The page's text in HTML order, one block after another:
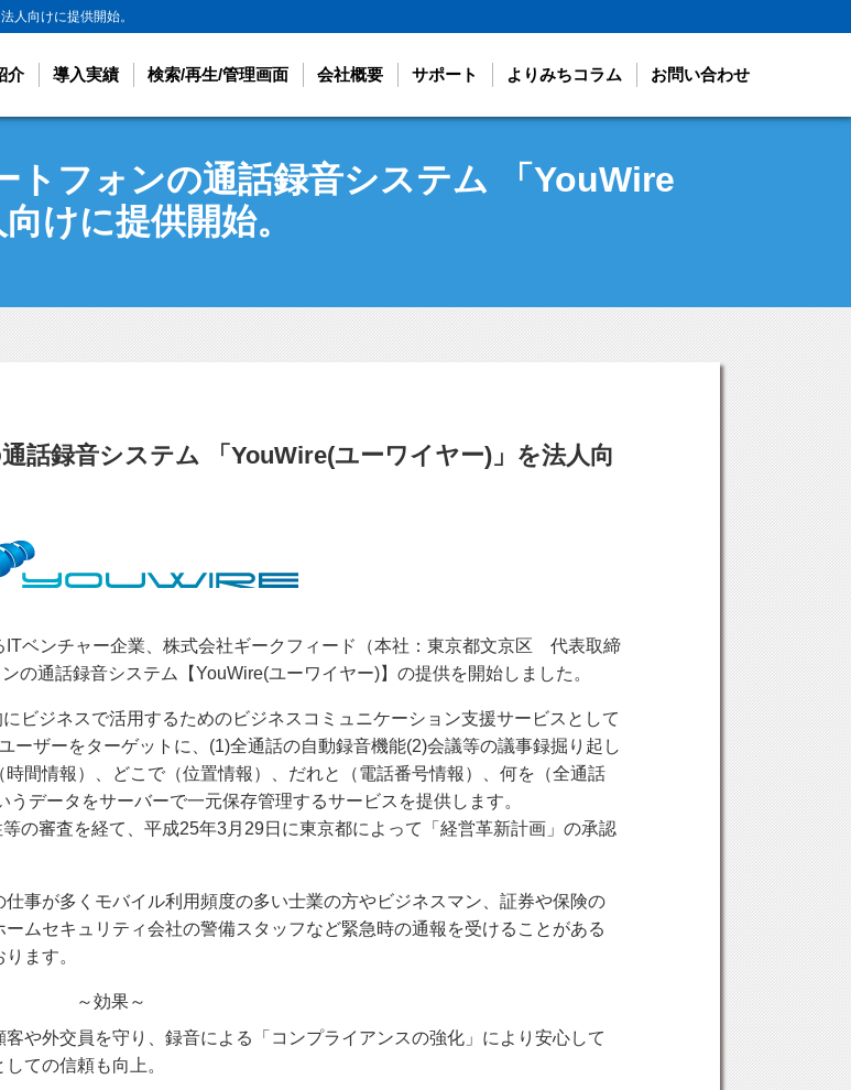
人向けに提供開始。
介 導入実績 検索/再生/管理画面 会社概要 サポート よりみちコラム お問い合わせ
トフォンの通話録音システム 「YouWire
けに提供開始。
話録音システム 「YouWire(ユーワイヤー)」を法人向
ITベンチャー企業、株式会社ギークフィード（本社：東京都文京区 代表取締
の通話録音システム
【YouWire(ユーワイヤー)】 の提供を開始しました。
ビジネスで活用するためのビジネスコミュニケーション支援サービス として
ーザーをターゲットに、(1)全通話の自動録音機能(2)会議等の議事録掘り起し
時間情報）、 どこで （位置情報）、 だれと （電話番号情報）、 何を （全通話
データをサーバーで一元保存管理するサービスを提供します。
の審査を経て、平成25年3月29日に東京都によって 「経営革新計画」 の承認
事が多くモバイル利用頻度の多い士業の方やビジネスマン、証券や保険の
ムセキュリティ会社の警備スタッフなど緊急時の通報を受けることがある
ます。
～効果～
や外交員を守り、録音による「コンプライアンスの強化」により安心して
ての信頼も向上。